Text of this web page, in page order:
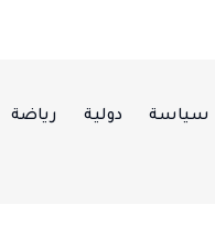
سياسة دولية رياضة